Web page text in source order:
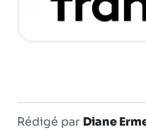
Rédigé par Diane